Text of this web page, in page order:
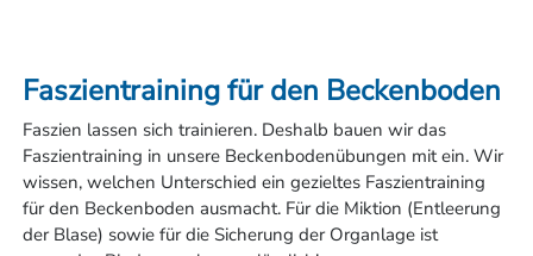
Faszientraining für den Beckenboden
Faszien lassen sich trainieren. Deshalb bauen wir das
Faszientraining in unsere Beckenbodenübungen mit ein. Wir
wissen, welchen Unterschied ein gezieltes Faszientraining
für den Beckenboden ausmacht. Für die Miktion (Entleerung
der Blase) sowie für die Sicherung der Organlage ist